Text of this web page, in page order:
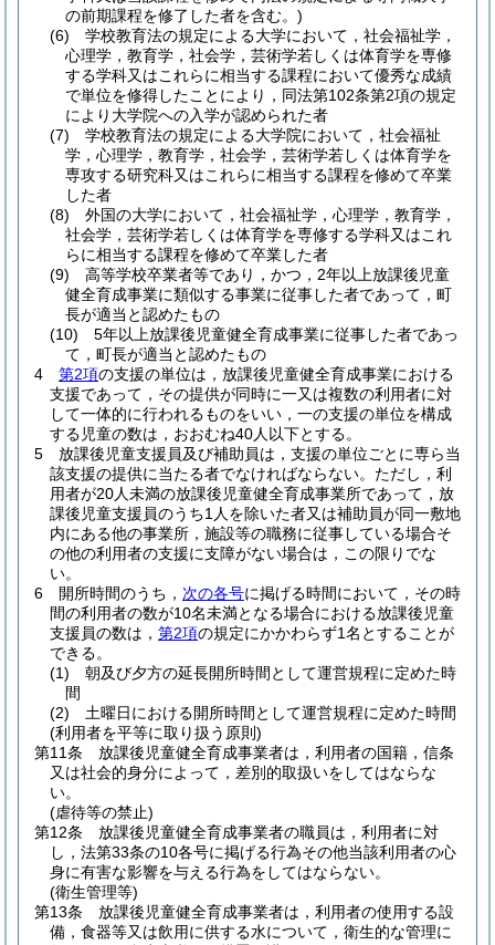
の前期課程を修了した者を含む。)
(6)
学校教育法の規定による大学において，社会福祉学，
心理学，教育学，社会学，芸術学若しくは体育学を専修
する学科又はこれらに相当する課程において優秀な成績
で単位を修得したことにより，同法第102条第2項の規定
により大学院への入学が認められた者
(7)
学校教育法の規定による大学院において，社会福祉
学，心理学，教育学，社会学，芸術学若しくは体育学を
専攻する研究科又はこれらに相当する課程を修めて卒業
した者
(8)
外国の大学において，社会福祉学，心理学，教育学，
社会学，芸術学若しくは体育学を専修する学科又はこれ
らに相当する課程を修めて卒業した者
(9)
高等学校卒業者等であり，かつ，2年以上放課後児童
健全育成事業に類似する事業に従事した者であって，町
長が適当と認めたもの
(10)
5年以上放課後児童健全育成事業に従事した者であっ
て，町長が適当と認めたもの
4
第2項の支援の単位は，放課後児童健全育成事業における
支援であって，その提供が同時に一又は複数の利用者に対
して一体的に行われるものをいい，一の支援の単位を構成
する児童の数は，おおむね40人以下とする。
5
放課後児童支援員及び補助員は，支援の単位ごとに専ら当
該支援の提供に当たる者でなければならない。 ただし，利
用者が20人未満の放課後児童健全育成事業所であって，放
課後児童支援員のうち1人を除いた者又は補助員が同一敷地
内にある他の事業所，施設等の職務に従事している場合そ
の他の利用者の支援に支障がない場合は，この限りでな
い。
6
開所時間のうち， 次の各号に掲げる時間において，その時
間の利用者の数が10名未満となる場合における放課後児童
支援員の数は， 第2項の規定にかかわらず1名とすることが
できる。
(1)
朝及び夕方の延長開所時間として運営規程に定めた時
間
(2)
土曜日における開所時間として運営規程に定めた時間
(利用者を平等に取り扱う原則)
第11条
放課後児童健全育成事業者は，利用者の国籍，信条
又は社会的身分によって，差別的取扱いをしてはならな
い。
(虐待等の禁止)
第12条
放課後児童健全育成事業者の職員は，利用者に対
し，法第33条の10各号に掲げる行為その他当該利用者の心
身に有害な影響を与える行為をしてはならない。
(衛生管理等)
第13条
放課後児童健全育成事業者は，利用者の使用する設
備，食器等又は飲用に供する水について，衛生的な管理に